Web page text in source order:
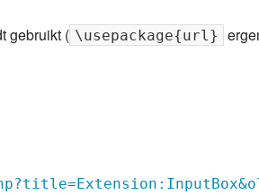
gebruikt ( \usepackage{url}